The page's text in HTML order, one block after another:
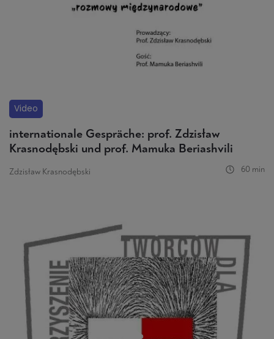
Video
internationale Gespräche: prof. Zdzisław
Krasnodębski und prof. Mamuka Beriashvili
Zdzisław Krasnodębski 60 min